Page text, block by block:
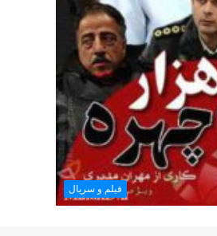
فیلم و سریال